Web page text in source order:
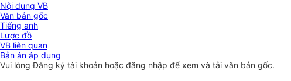
Nội dung VB
Văn bản gốc
Tiếng anh
Lược đồ
VB liên quan
Bản án áp dụng
Vui lòngĐăng ký tài khoản hoặc đăng nhập để xem và tải văn bản gốc.